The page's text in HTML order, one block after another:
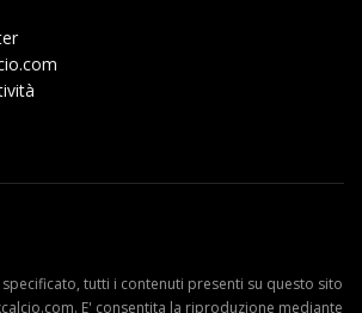
tutti i contenuti presenti su questo sito
E' consentita la riproduzione mediante